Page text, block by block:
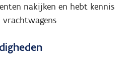
nakijken en hebt kennis